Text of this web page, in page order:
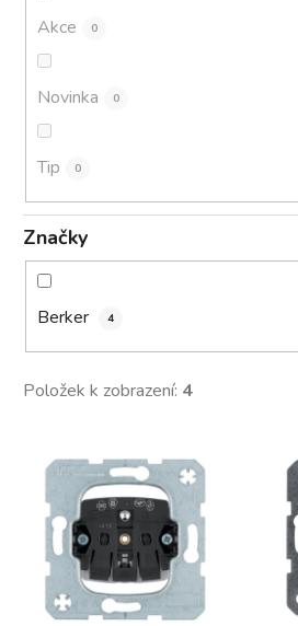
Akce 0
Novinka 0
Tip 0
Značky
Berker 4
Položek k zobrazení: 4